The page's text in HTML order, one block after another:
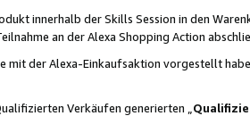
innerhalb der Skills Session in den
an der Alexa Shopping Action
mit der Alexa-Einkaufsaktion vorgestellt
Verkäufen generierten „